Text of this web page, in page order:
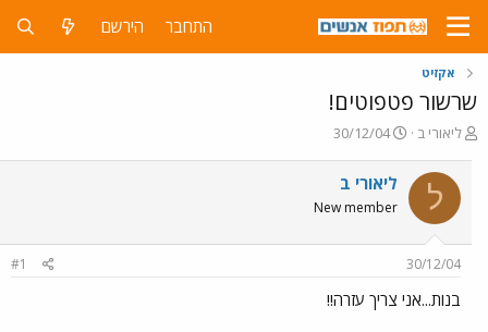
התחבר הירשם
אקזיט
שרשור פטפוטים!
פ
ח
ה
ו
ש
ליאורי ב
פ
ס
ם
ת
י
30/12/04
ל ליאורי ב
New member
30/12/04
#1
בנות...אני צריך עזרה!!